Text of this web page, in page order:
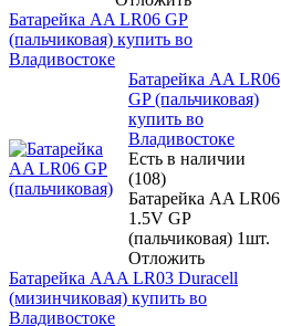
Батарейка AA LR06 GP
(пальчиковая) купить во
Владивостоке
Батарейка AA LR06
GP (пальчиковая)
купить во
Владивостоке
Есть в наличии
(108)
Батарейка AA LR06
1.5V GP
(пальчиковая) 1шт.
Отложить
Батарейка AAA LR03 Duracell
(мизинчиковая) купить во
Владивостоке